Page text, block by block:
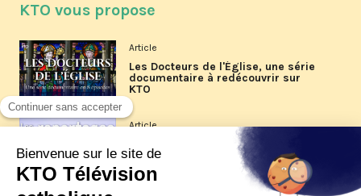
KTO vous propose
Article
Les Docteurs de l'Église, une série
documentaire à redécouvrir sur
KTO
Article
Les reportages d'été 2026 de KTO